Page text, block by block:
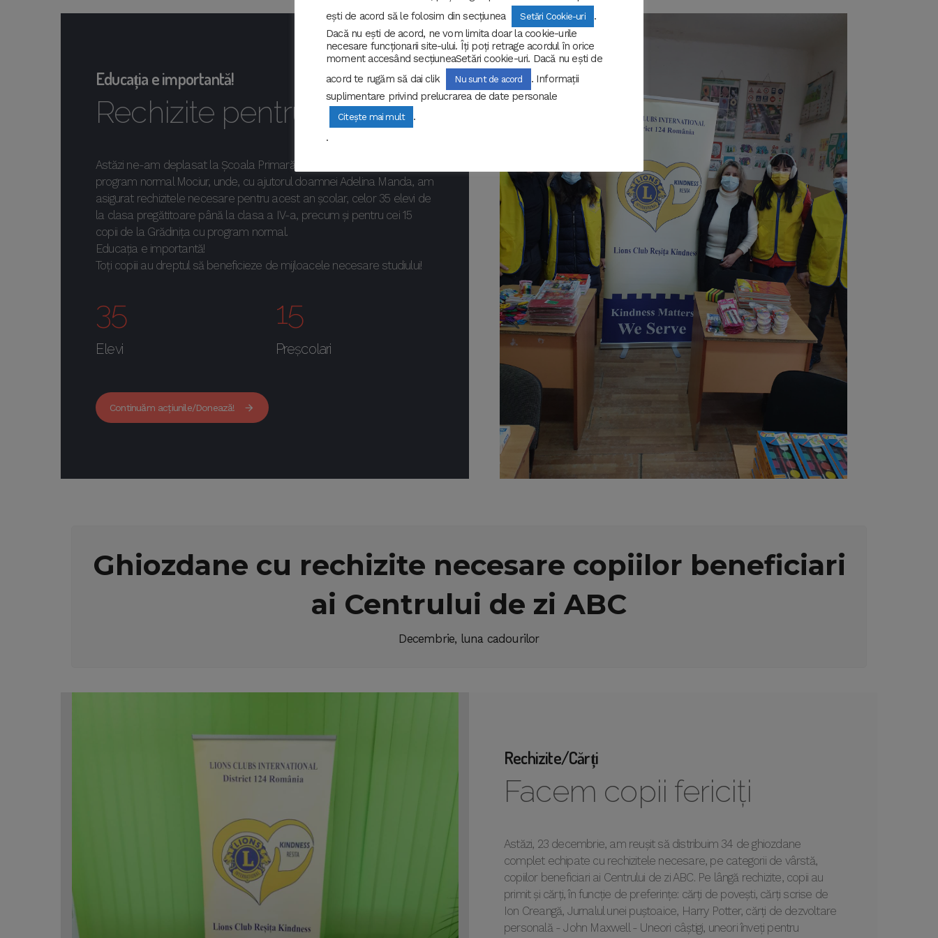
Educația e importantă!
Rechizite pentru copii
Astăzi ne-am deplasat la Școala Primară Mociur și Grădinița cu
program normal Mociur, unde, cu ajutorul doamnei Adelina Manda, am
asigurat rechizitele necesare pentru acest an școlar, celor 35 elevi de
la clasa pregătitoare până la clasa a IV-a, precum și pentru cei 15
copii de la Grădinița cu program normal.
Educația e importantă!
Toți copiii au dreptul să beneficieze de mijloacele necesare studiului!
35
Elevi
15
Preșcolari
Continuăm acțiunile/Donează!
Ghiozdane cu rechizite necesare copiilor beneficiari
ai Centrului de zi ABC
Decembrie, luna cadourilor
Rechizite/Cărți
Facem copii fericiți
Astăzi, 23 decembrie, am reușit să distribuim 34 de ghiozdane
complet echipate cu rechizitele necesare, pe categorii de vârstă,
copiilor beneficiari ai Centrului de zi ABC. Pe lângă rechizite, copii au
primit și cărți, în funcție de preferințe: cărți de povești, cărți scrise de
Ion Creangă, Jurnalul unei puștoaice, Harry Potter, cărți de dezvoltare
personală - John Maxwell - Uneori câștigi, uneori înveți pentru
ești de acord să le folosim din secțiunea
Setări Cookie-uri
.
Dacă nu ești de acord, ne vom limita doar la cookie-urile
necesare funcționarii site-ului. Îți poți retrage acordul în orice
moment accesând secțiuneaSetări cookie-uri. Dacă nu ești de
acord te rugăm să dai clik
Nu sunt de acord
. Informații
suplimentare privind prelucrarea de date personale
Citește mai mult
.
.